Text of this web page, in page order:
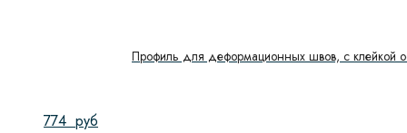
Профиль для деформационных швов, с клейкой
774 руб